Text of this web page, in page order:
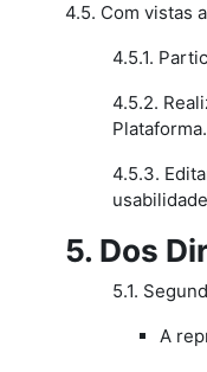
4.5. Com vistas
4.5.1.
4.5.2.
4.5.3.
5. Dos
5.1.
A